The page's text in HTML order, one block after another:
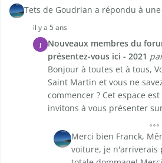
Tets de Goudrian a répondu à
il y a 5 ans
J
Nouveaux membres du
présentez-vous ici - 2021
Bonjour à toutes et à tous,
Saint Martin et vous ne
commencer ? Cet espace
invitons à vous présenter
Merci bien Franck,
voiture, je n'arriverais